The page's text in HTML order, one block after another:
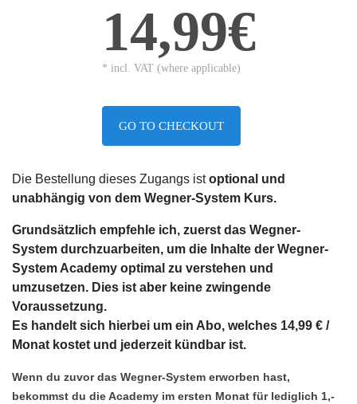
14,99€
* incl. VAT (where applicable)
GO TO CHECKOUT
Die Bestellung dieses Zugangs istoptional und
unabhängig von dem Wegner-System Kurs.
Grundsätzlich empfehle ich, zuerst das Wegner-
System durchzuarbeiten, um die Inhalte der Wegner-
System Academy optimal zu verstehen und
umzusetzen. Dies ist aber keine zwingende
Voraussetzung.
Es handelt sich hierbei um ein Abo, welches 14,99 € /
Monat kostet und jederzeit kündbar ist.
Wenn du zuvor das Wegner-System erworben hast,
bekommst du die Academy im ersten Monat für lediglich 1,-